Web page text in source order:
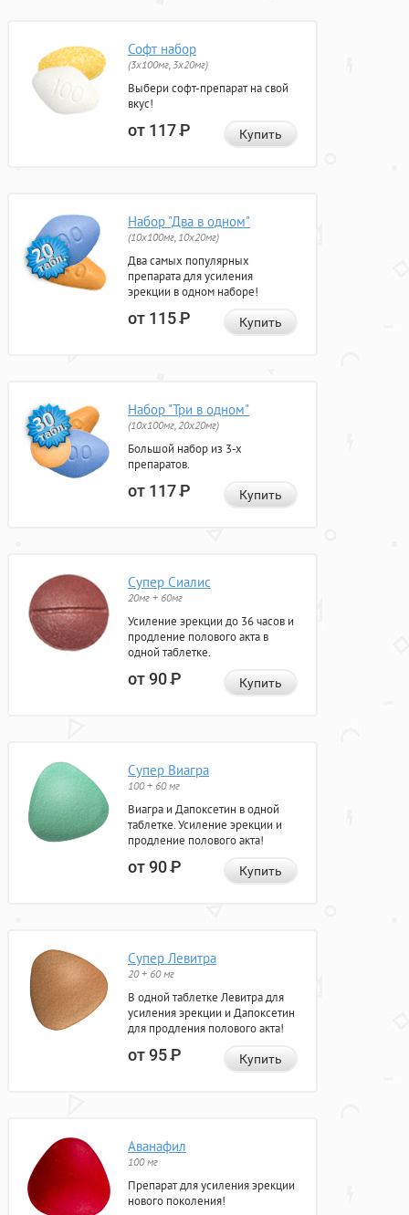
Софт набор
(3x100мг, 3x20мг)
Выбери софт-препарат на свой
вкус!
от 117Р Купить
Набор "Два в одном"
(10x100мг, 10x20мг)
Два самых популярных
препарата для усиления
эрекции в одном наборе!
от 115Р Купить
Набор "Три в одном"
(10x100мг, 20x20мг)
Большой набор из 3-х
препаратов.
от 117Р Купить
Супер Сиалис
20мг + 60мг
Усиление эрекции до 36 часов и
продление полового акта в
одной таблетке.
от 90Р Купить
Супер Виагра
100 + 60 мг
Виагра и Дапоксетин в одной
таблетке. Усиление эрекции и
продление полового акта!
от 90Р Купить
Супер Левитра
20 + 60 мг
В одной таблетке Левитра для
усиления эрекции и Дапоксетин
для продления полового акта!
от 95Р Купить
Аванафил
100 мг
Препарат для усиления эрекции
нового поколения!